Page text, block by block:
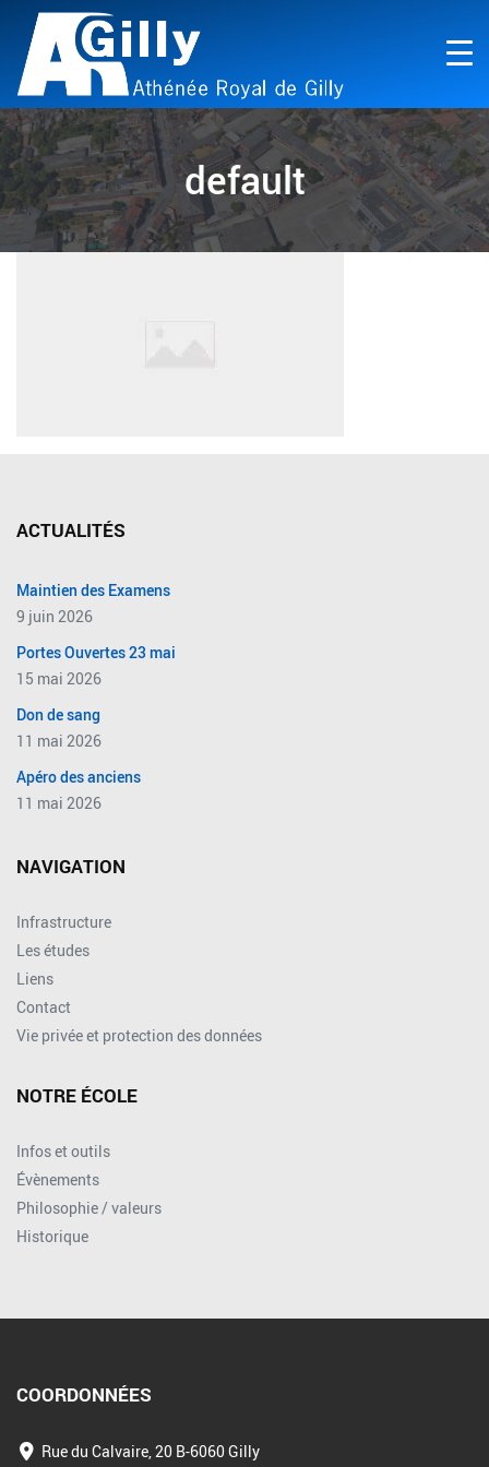
default
ACTUALITÉS
Maintien des Examens
9 juin 2026
Portes Ouvertes 23 mai
15 mai 2026
Don de sang
11 mai 2026
Apéro des anciens
11 mai 2026
NAVIGATION
Infrastructure
Les études
Liens
Contact
Vie privée et protection des données
NOTRE ÉCOLE
Infos et outils
Évènements
Philosophie / valeurs
Historique
COORDONNÉES
Rue du Calvaire, 20 B-6060 Gilly